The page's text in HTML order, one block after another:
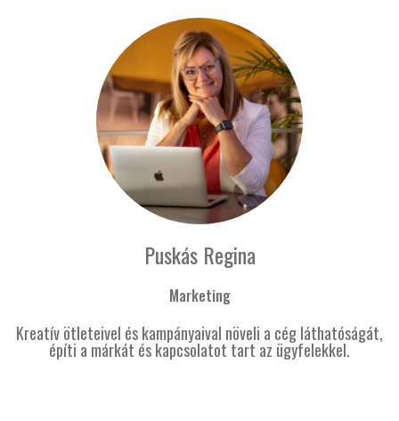
Puskás Regina
Marketing
Kreatív ötleteivel és kampányaival növeli a cég láthatóságát,
építi a márkát és kapcsolatot tart az ügyfelekkel.